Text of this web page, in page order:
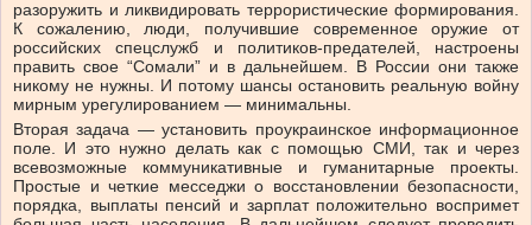
разоружить и ликвидировать террористические формирования.
К сожалению, люди, получившие современное оружие от
российских спецслужб и политиков-предателей, настроены
править свое “Сомали” и в дальнейшем. В России они также
никому не нужны. И потому шансы остановить реальную войну
мирным урегулированием — минимальны.
Вторая задача — установить проукраинское информационное
поле. И это нужно делать как с помощью СМИ, так и через
всевозможные коммуникативные и гуманитарные проекты.
Простые и четкие месседжи о восстановлении безопасности,
порядка, выплаты пенсий и зарплат положительно воспримет